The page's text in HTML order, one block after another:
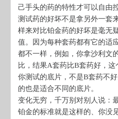
己手头的药的特性才可以自由
测试药的好坏不是拿另外一套
样来对比铂金药的好坏是毫无
值。因为每种套药都有它的适
都不一样，例如，你拿沙利文
比，结果A套药比B套药好，
你测试的底片，不是B套药不
的也是适合不同的底片。
变化无穷，千万别对别人说：
铂金的标准就是这样的、你没